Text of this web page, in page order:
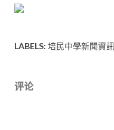
LABELS: 培民中學新聞資訊
评论